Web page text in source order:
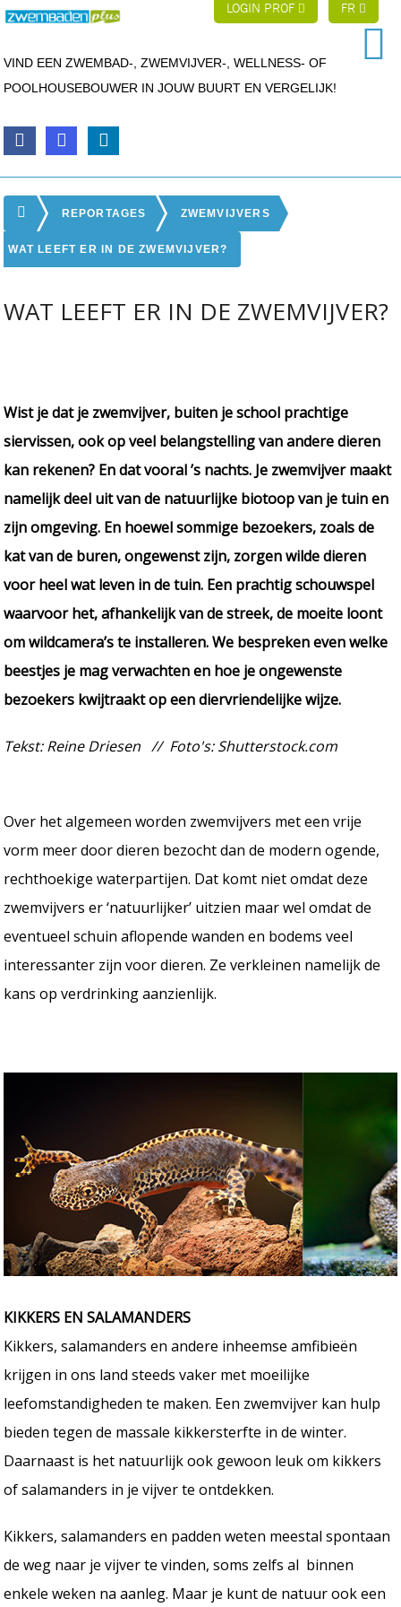
LOGIN PROF FR
VIND EEN ZWEMBAD-, ZWEMVIJVER-, WELLNESS- OF
POOLHOUSEBOUWER IN JOUW BUURT EN VERGELIJK!
REPORTAGES ZWEMVIJVERS
WAT LEEFT ER IN DE ZWEMVIJVER?
WAT LEEFT ER IN DE ZWEMVIJVER?
Wist je dat je zwemvijver, buiten je school prachtige
siervissen, ook op veel belangstelling van andere dieren
kan rekenen? En dat vooral ’s nachts. Je zwemvijver maakt
namelijk deel uit van de natuurlijke biotoop van je tuin en
zijn omgeving. En hoewel sommige bezoekers, zoals de
kat van de buren, ongewenst zijn, zorgen wilde dieren
voor heel wat leven in de tuin. Een prachtig schouwspel
waarvoor het, afhankelijk van de streek, de moeite loont
om wildcamera’s te installeren. We bespreken even welke
beestjes je mag verwachten en hoe je ongewenste
bezoekers kwijtraakt op een diervriendelijke wijze.
Tekst: Reine Driesen // Foto's: Shutterstock.com
Over het algemeen worden zwemvijvers met een vrije
vorm meer door dieren bezocht dan de modern ogende,
rechthoekige waterpartijen. Dat komt niet omdat deze
zwemvijvers er ‘natuurlijker’ uitzien maar wel omdat de
eventueel schuin aflopende wanden en bodems veel
interessanter zijn voor dieren. Ze verkleinen namelijk de
kans op verdrinking aanzienlijk.
KIKKERS EN SALAMANDERS
Kikkers, salamanders en andere inheemse amfibieën
krijgen in ons land steeds vaker met moeilijke
leefomstandigheden te maken. Een zwemvijver kan hulp
bieden tegen de massale kikkersterfte in de winter.
Daarnaast is het natuurlijk ook gewoon leuk om kikkers
of salamanders in je vijver te ontdekken.
Kikkers, salamanders en padden weten meestal spontaan
de weg naar je vijver te vinden, soms zelfs al binnen
enkele weken na aanleg. Maar je kunt de natuur ook een